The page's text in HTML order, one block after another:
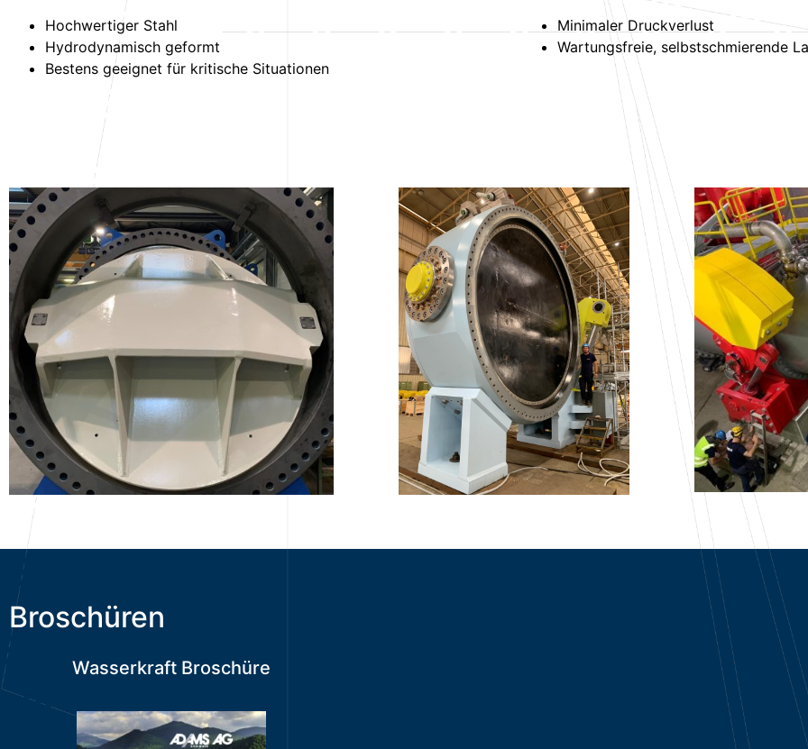
Hochwertiger Stahl
Hydrodynamisch geformt
Bestens geeignet für kritische Situationen
Minimaler Druckverlust
Wartungsfreie, selbstschmierende
Broschüren
Wasserkraft Broschüre